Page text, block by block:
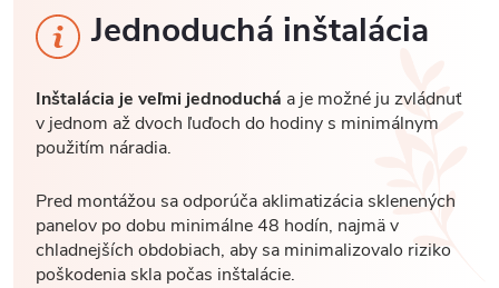
Jednoduchá inštalácia
Inštalácia je veľmi jednoduchá a je možné ju zvládnuť
v jednom až dvoch ľuďoch do hodiny s minimálnym
použitím náradia.
Pred montážou sa odporúča aklimatizácia sklenených
panelov po dobu minimálne 48 hodín, najmä v
chladnejších obdobiach, aby sa minimalizovalo riziko
poškodenia skla počas inštalácie.